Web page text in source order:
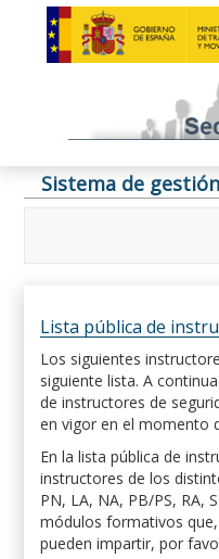
Sistema de
Lista pública de
Los siguientes
siguiente lista. A
de instructores de
en vigor en el momento
En la lista pública de
instructores de los
PN, LA, NA, PB/PS, RA,
módulos formativos
pueden impartir, por